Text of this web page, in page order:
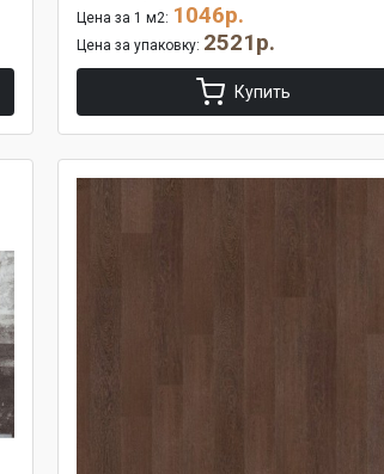
Цена за 1 м2: 1046р.
Цена за упаковку: 2521р.
Купить